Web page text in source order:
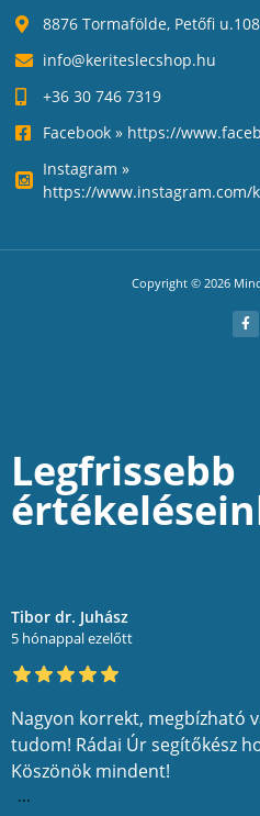
8876 Tormafölde, Petőfi
info@keriteslecshop.hu
+36 30 746 7319
Facebook » https://
Instagram »
https://www.instagram.com/
Copyright © 2026
Legfrissebb
Tibor dr. Juhász
5 hónappal ezelőtt
Nagyon korrekt, megbízható
tudom! Rádai Úr segítőkész
Köszönök mindent!
...